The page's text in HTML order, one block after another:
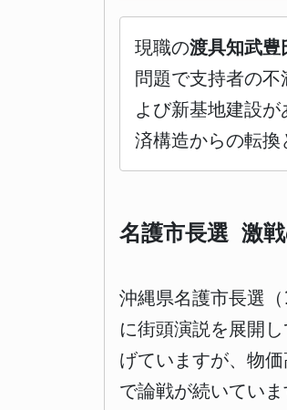
現職の渡具知武豊
問題で支持者の
よび新基地建設
済構造からの転換
名護市長選 激
沖縄県名護市長選
に街頭演説を展開
げていますが、物
で論戦が続いてい